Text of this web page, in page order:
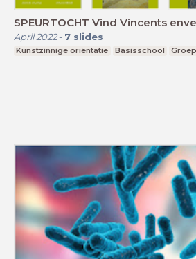
SPEURTOCHT Vind Vincents
April 2022- 7 slides
Kunstzinnige oriëntatie Basisschool